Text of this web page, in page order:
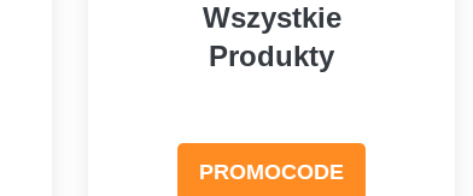
Wszystkie
Produkty
PROMOCODE